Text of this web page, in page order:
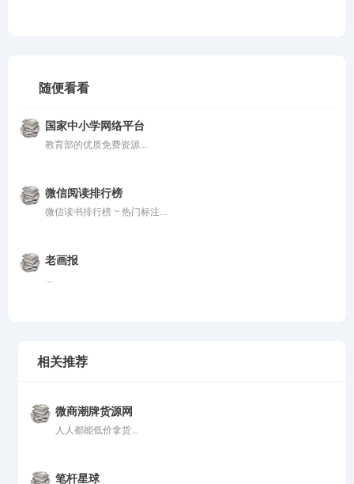
随便看看
国家中小学网络平台
教育部的优质免费资源...
微信阅读排行榜
微信读书排行榜 ~ 热门标注...
老画报
...
相关推荐
微商潮牌货源网
人人都能低价拿货...
笔杆星球